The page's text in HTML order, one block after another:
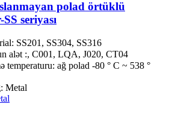
polad örtüklü
seriyası
SS201, SS304, SS316
alət :, C001, LQA, J020, CT04
temperaturu: ağ polad -80 ° C ~ 538 °
Metal